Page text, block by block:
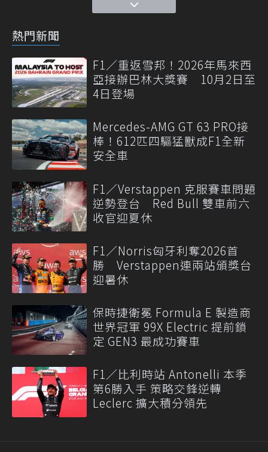
熱門新聞
F1／重返雪邦！2026年馬來西
亞接辦巴林大獎賽 10月2日至
4日登場
Mercedes-AMG GT 63 PRO接
棒！612匹四驅猛獸成F1全新
安全車
F1／Verstappen 克服賽車問題
逆勢登台 Red Bull 雙車前六
收官迎夏休
F1／Norris匈牙利奪2026首
勝 Verstappen連兩站頒獎台
迎暑休
保時捷衛冕 Formula E 製造商
世界冠軍 99X Electric 提前鎖
定 GEN3 最成功賽車
F1／比利時站 Antonelli 本季
第6勝入手 策略交鋒逆轉
Leclerc 擴大積分領先